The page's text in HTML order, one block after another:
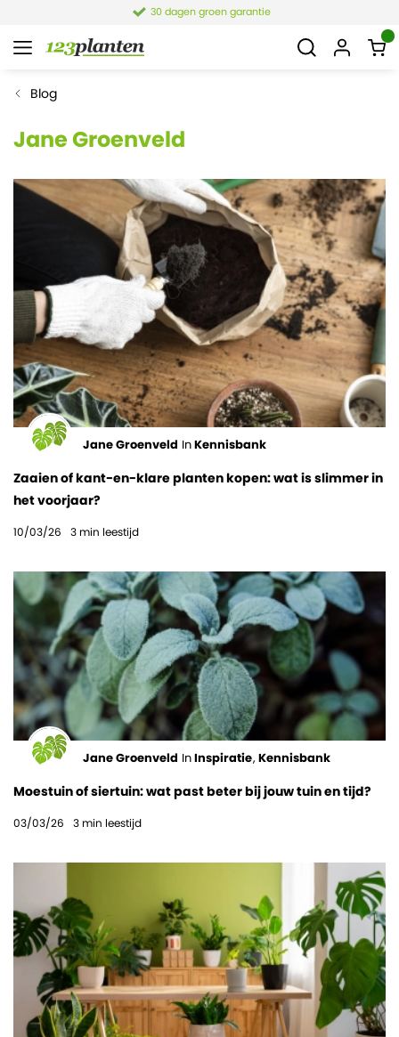
4,1 van 7.849 reviews
Blog
Jane Groenveld
Jane Groenveld InKennisbank
Zaaien of kant-en-klare planten kopen: wat is slimmer in
het voorjaar?
10/03/26 3 min leestijd
Jane Groenveld InInspiratie, Kennisbank
Moestuin of siertuin: wat past beter bij jouw tuin en tijd?
03/03/26 3 min leestijd